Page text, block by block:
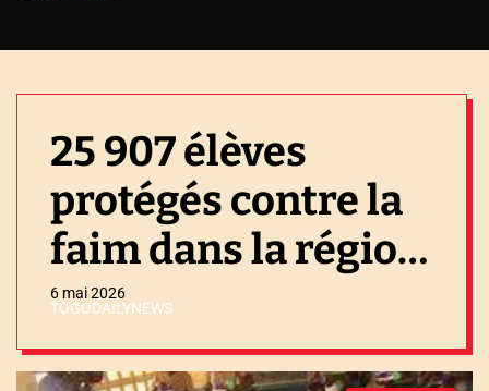
25 907 élèves
protégés contre la
faim dans la région
de la Kara
6 mai 2026
TOGODAILYNEWS